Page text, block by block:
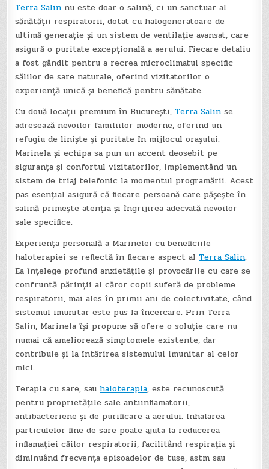
Terra Salin nu este doar o salină, ci un sanctuar al
sănătății respiratorii, dotat cu halogeneratoare de
ultimă generație și un sistem de ventilație avansat, care
asigură o puritate excepțională a aerului. Fiecare detaliu
a fost gândit pentru a recrea microclimatul specific
sălilor de sare naturale, oferind vizitatorilor o
experiență unică și benefică pentru sănătate.
Cu două locații premium în București, Terra Salin se
adresează nevoilor familiilor moderne, oferind un
refugiu de liniște și puritate în mijlocul orașului.
Marinela și echipa sa pun un accent deosebit pe
siguranța și confortul vizitatorilor, implementând un
sistem de triaj telefonic la momentul programării. Acest
pas esențial asigură că fiecare persoană care pășește în
salină primește atenția și îngrijirea adecvată nevoilor
sale specifice.
Experiența personală a Marinelei cu beneficiile
haloterapiei se reflectă în fiecare aspect al Terra Salin.
Ea înțelege profund anxietățile și provocările cu care se
confruntă părinții ai căror copii suferă de probleme
respiratorii, mai ales în primii ani de colectivitate, când
sistemul imunitar este pus la încercare. Prin Terra
Salin, Marinela își propune să ofere o soluție care nu
numai că ameliorează simptomele existente, dar
contribuie și la întărirea sistemului imunitar al celor
mici.
Terapia cu sare, sau haloterapia, este recunoscută
pentru proprietățile sale antiinflamatorii,
antibacteriene și de purificare a aerului. Inhalarea
particulelor fine de sare poate ajuta la reducerea
inflamației căilor respiratorii, facilitând respirația și
diminuând frecvența episoadelor de tuse, astm sau